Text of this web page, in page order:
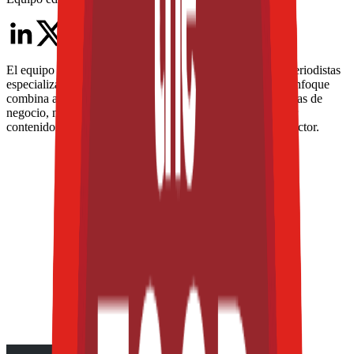
El equipo editorial de The Food Tech está integrado por periodistas
especializados en la industria de alimentos y bebidas. Su enfoque
combina análisis técnico, innovación tecnológica, tendencias de
negocio, nutrición, normatividad y packaging, para ofrecer
contenidos de alto valor dirigidos a los profesionales del sector.